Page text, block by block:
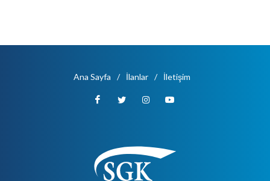
Ana Sayfa / İlanlar / İletişim